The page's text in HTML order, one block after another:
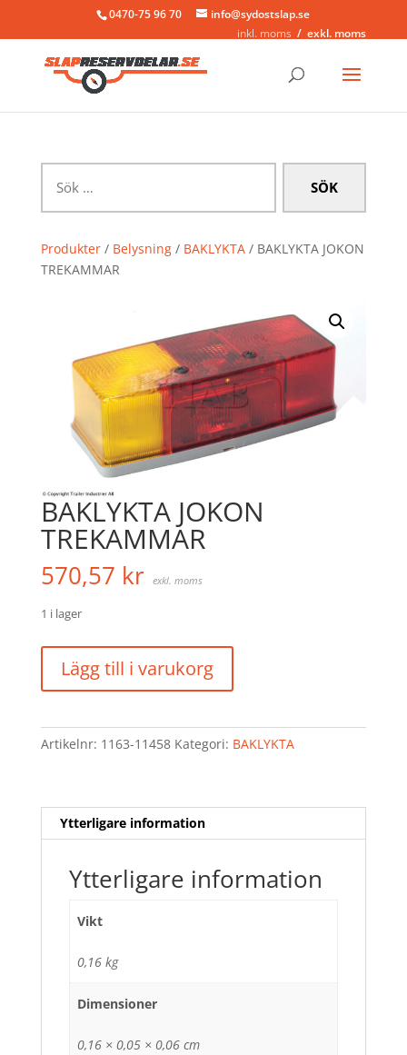
0470-75 96 70
info@sydostslap.se
inkl. moms
exkl. moms
efter:
Produkter/ Belysning/ BAKLYKTA/ BAKLYKTA JOKON
TREKAMMAR
BAKLYKTA JOKON
TREKAMMAR
570,57 kr exkl. moms
1 i lager
JOKON
Lägg till i varukorg
Artikelnr: 1163-11458 Kategori: BAKLYKTA
Ytterligare information
Ytterligare information
Vikt
0,16 kg
Dimensioner
0,16 × 0,05 × 0,06 cm